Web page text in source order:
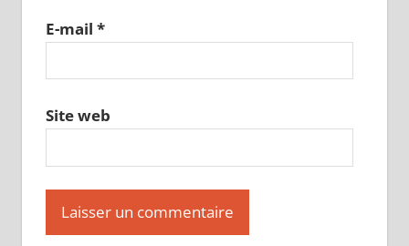
E-mail *
Site web